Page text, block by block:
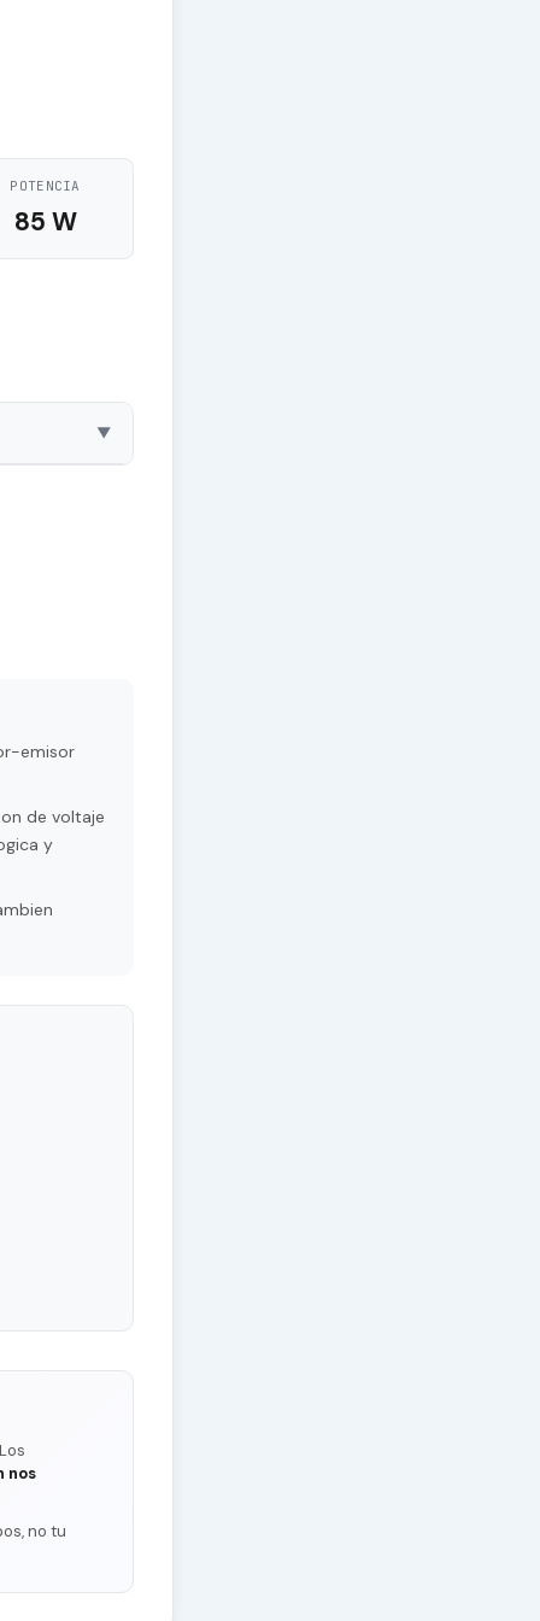
POTENCIA
85 W
▼
emisor
de voltaje
y
nos
no tu